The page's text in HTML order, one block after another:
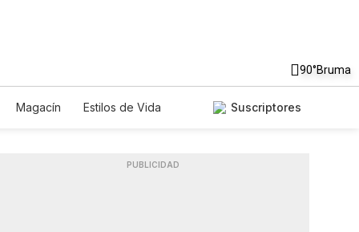
90°Bruma
Magacín
Estilos de Vida
Suscriptores
PUBLICIDAD